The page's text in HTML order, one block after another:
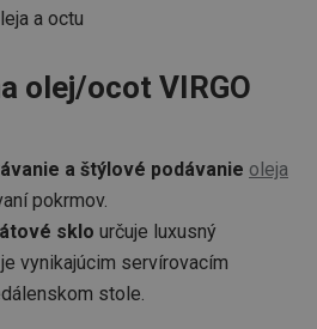
a octu
olej/ocot VIRGO
a štýlové podávanie oleja
pokrmov.
sklo určuje luxusný
vynikajúcim servírovacím
stole.